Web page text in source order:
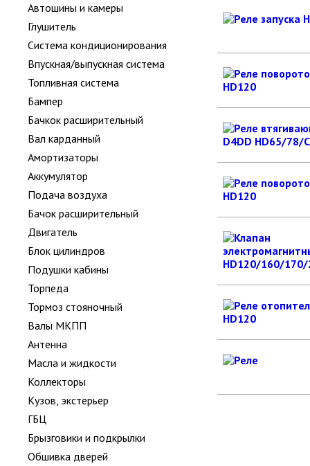
Автошины и камеры
Глушитель
Система кондиционирования
Впускная/выпускная система
Топливная система
Бампер
Бачкок расширительный
Вал карданный
Амортизаторы
Аккумулятор
Подача воздуха
Бачок расширительный
Двигатель
Блок цилиндров
Подушки кабины
Торпеда
Тормоз стояночный
Валы МКПП
Антенна
Масла и жидкости
Коллекторы
Кузов, экстерьер
ГБЦ
Брызговики и подкрылки
Обшивка дверей